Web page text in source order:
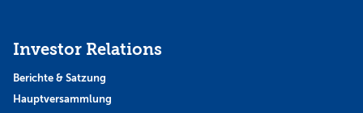
Investor Relations
Berichte & Satzung
Hauptversammlung